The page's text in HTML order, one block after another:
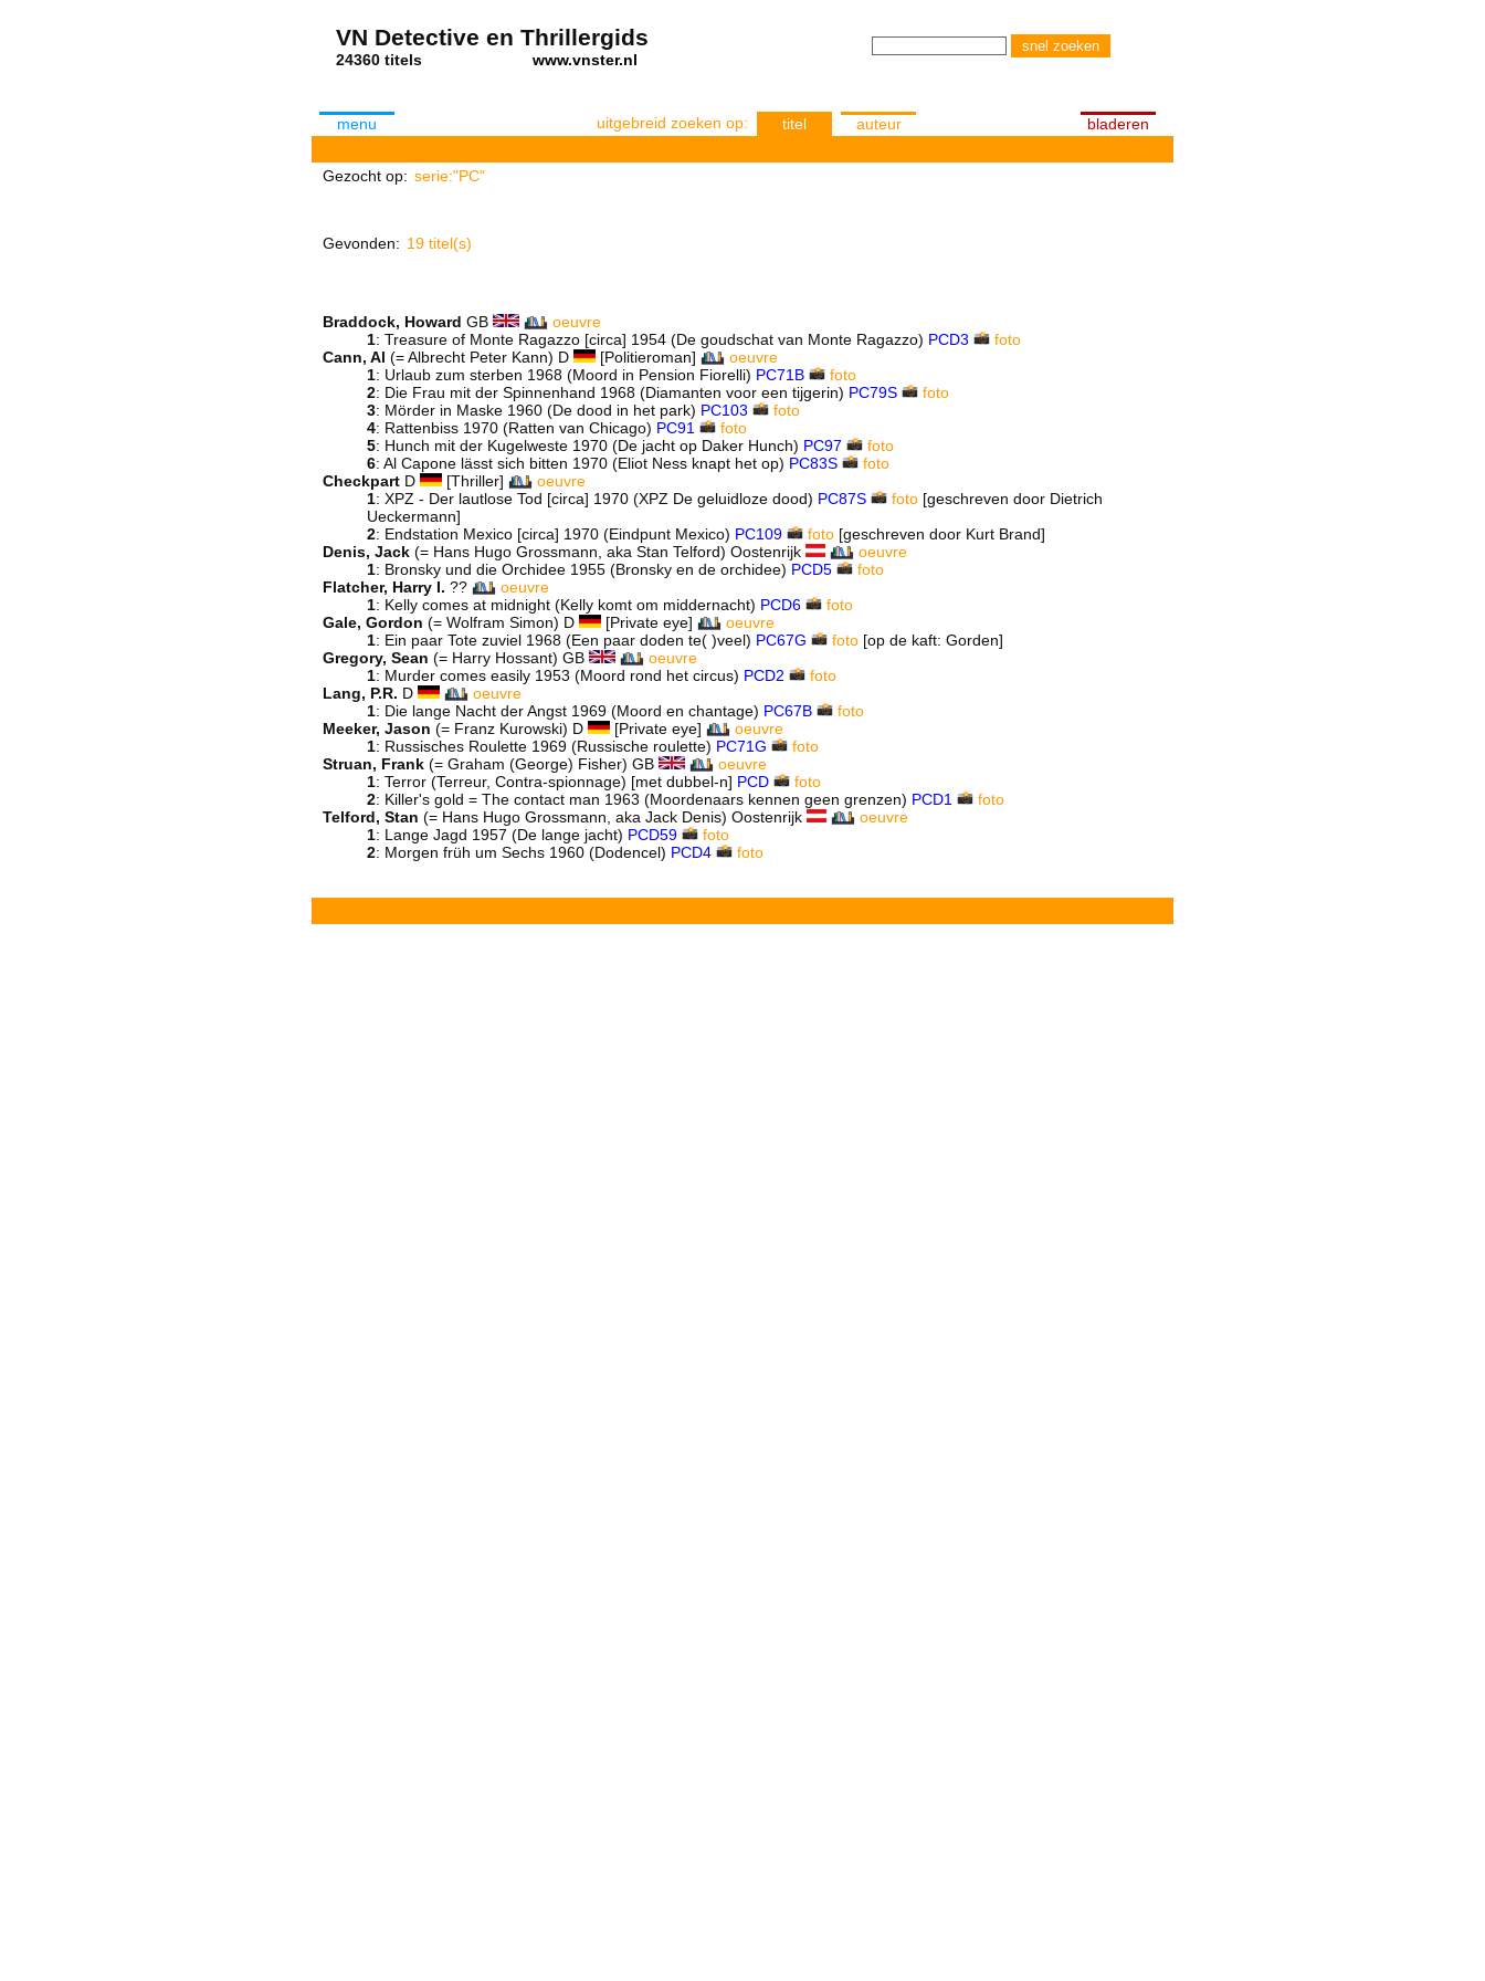
VN Detective en Thrillergids
24360 titels www.vnster.nl
menu uitgebreid zoeken op: titel auteur bladeren
Gezocht op: serie:"PC"
Gevonden: 19 titel(s)
Braddock, Howard GB
oeuvre
1: Treasure of Monte Ragazzo [circa] 1954 (De goudschat van Monte Ragazzo) PCD3
foto
Cann, Al (= Albrecht Peter Kann) D [Politieroman]
oeuvre
1: Urlaub zum sterben 1968 (Moord in Pension Fiorelli) PC71B
foto
2: Die Frau mit der Spinnenhand 1968 (Diamanten voor een tijgerin) PC79S
foto
3: Mörder in Maske 1960 (De dood in het park) PC103
foto
4: Rattenbiss 1970 (Ratten van Chicago) PC91
foto
5: Hunch mit der Kugelweste 1970 (De jacht op Daker Hunch) PC97
foto
6: Al Capone lässt sich bitten 1970 (Eliot Ness knapt het op) PC83S
foto
Checkpart D [Thriller]
oeuvre
1: XPZ - Der lautlose Tod [circa] 1970 (XPZ De geluidloze dood) PC87S foto[geschreven door Dietrich
Ueckermann]
2: Endstation Mexico [circa] 1970 (Eindpunt Mexico) PC109 foto[geschreven door Kurt Brand]
Denis, Jack (= Hans Hugo Grossmann, aka Stan Telford) Oostenrijk
oeuvre
1: Bronsky und die Orchidee 1955 (Bronsky en de orchidee) PCD5
foto
Flatcher, Harry I. ??
oeuvre
1: Kelly comes at midnight (Kelly komt om middernacht) PCD6
foto
Gale, Gordon (= Wolfram Simon) D [Private eye]
oeuvre
1: Ein paar Tote zuviel 1968 (Een paar doden te( )veel) PC67G foto[op de kaft: Gorden]
Gregory, Sean (= Harry Hossant) GB
oeuvre
1: Murder comes easily 1953 (Moord rond het circus) PCD2
foto
Lang, P.R. D
oeuvre
1: Die lange Nacht der Angst 1969 (Moord en chantage) PC67B
foto
Meeker, Jason (= Franz Kurowski) D [Private eye]
oeuvre
1: Russisches Roulette 1969 (Russische roulette) PC71G
foto
Struan, Frank (= Graham (George) Fisher) GB
oeuvre
1: Terror (Terreur, Contra-spionnage) [met dubbel-n] PCD
foto
2: Killer's gold = The contact man 1963 (Moordenaars kennen geen grenzen) PCD1
foto
Telford, Stan (= Hans Hugo Grossmann, aka Jack Denis) Oostenrijk
oeuvre
1: Lange Jagd 1957 (De lange jacht) PCD59
foto
2: Morgen früh um Sechs 1960 (Dodencel) PCD4 foto